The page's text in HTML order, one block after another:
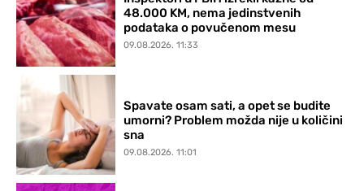
48.000 KM, nema jedinstvenih
podataka o povučenom mesu
09.08.2026. 11:33
Spavate osam sati, a opet se budite
umorni? Problem možda nije u količini
sna
09.08.2026. 11:01